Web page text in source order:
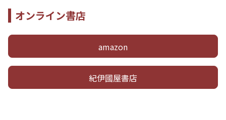
オンライン書店
amazon
紀伊國屋書店